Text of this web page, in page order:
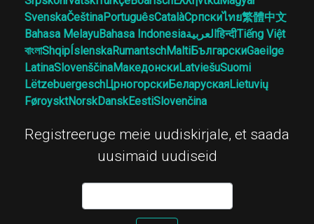
SvenskaČeštinaPortuguêsCatalàСрпскиไทย繁體中文
Bahasa MelayuBahasa Indonesiaالعربيةहिन्दीTiếng Việt
বাংলাShqipÍslenskaRumantschMaltiБългарскиGaeilge
LatinaSlovenščinaМакедонскиLatviešuSuomi
LëtzebuergeschЦрногорскиБеларускаяLietuvių
FøroysktNorskDanskEestiSlovenčina
Registreeruge meie uudiskirjale, et saada
uusimaid uudiseid